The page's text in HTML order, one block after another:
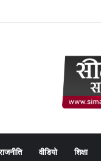
वीडियो शिक्षा